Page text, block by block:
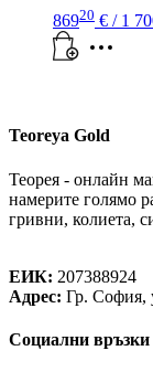
86920 € / 1
Teoreya Gold
Теорея - онлайн
намерите голямо
гривни, колиета,
ЕИК: 207388924
Адрес: Гр. София,
Социални връзки